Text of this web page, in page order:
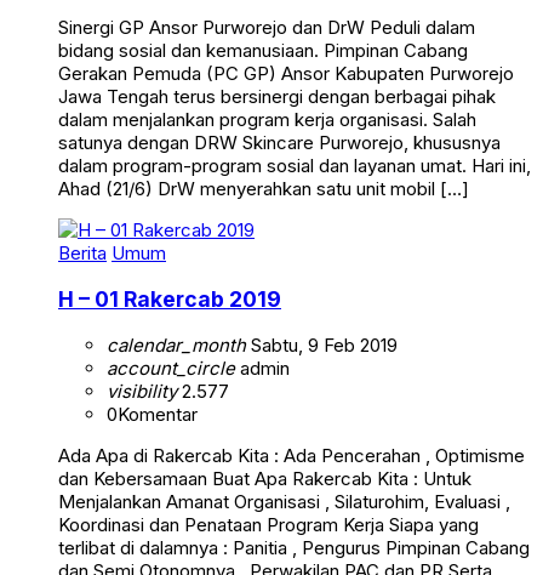
Sinergi GP Ansor Purworejo dan DrW Peduli dalam
bidang sosial dan kemanusiaan. Pimpinan Cabang
Gerakan Pemuda (PC GP) Ansor Kabupaten Purworejo
Jawa Tengah terus bersinergi dengan berbagai pihak
dalam menjalankan program kerja organisasi. Salah
satunya dengan DRW Skincare Purworejo, khususnya
dalam program-program sosial dan layanan umat. Hari ini,
Ahad (21/6) DrW menyerahkan satu unit mobil […]
Berita Umum
H – 01 Rakercab 2019
calendar_monthSabtu, 9 Feb 2019
account_circleadmin
visibility2.577
0Komentar
Ada Apa di Rakercab Kita : Ada Pencerahan , Optimisme
dan Kebersamaan Buat Apa Rakercab Kita : Untuk
Menjalankan Amanat Organisasi , Silaturohim, Evaluasi ,
Koordinasi dan Penataan Program Kerja Siapa yang
terlibat di dalamnya : Panitia , Pengurus Pimpinan Cabang
dan Semi Otonomnya , Perwakilan PAC dan PR Serta